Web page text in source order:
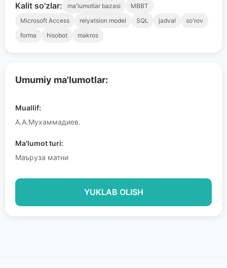
Umumiy ma'lumotlar:
Muallif:
А.А.Мухаммадиев.
Ma'lumot turi:
Маъруза матни
YUKLAB OLISH
Kalit so'zlar: ma'lumotlar bazasi
MBBT
Microsoft Access
relyatsion model SQL jadval
so'rov
forma
hisobot makros